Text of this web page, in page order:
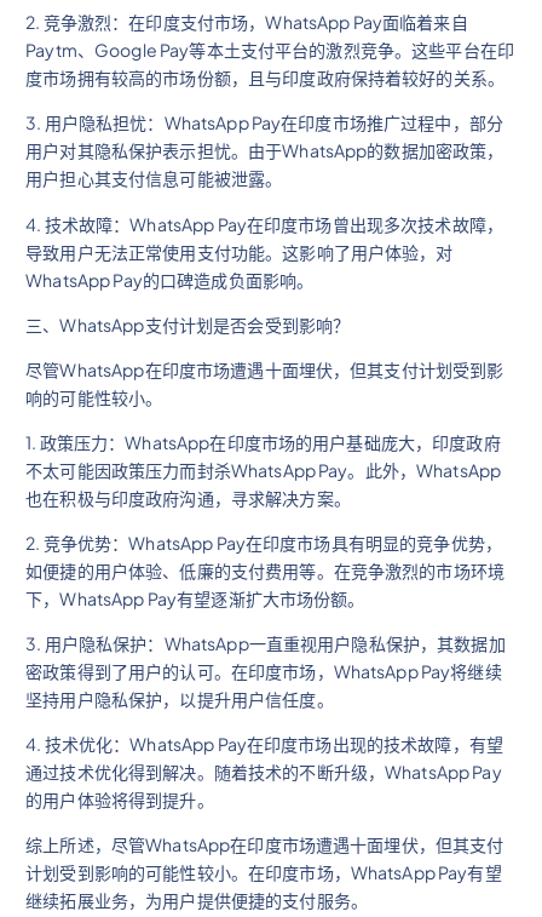
2. 竞争激烈：在印度支付市场，WhatsApp Pay面临着来自
Paytm、Google Pay等本土支付平台的激烈竞争。这些平台在印
度市场拥有较高的市场份额，且与印度政府保持着较好的关系。
3. 用户隐私担忧：WhatsApp Pay在印度市场推广过程中，部分
用户对其隐私保护表示担忧。由于WhatsApp的数据加密政策，
用户担心其支付信息可能被泄露。
4. 技术故障：WhatsApp Pay在印度市场曾出现多次技术故障，
导致用户无法正常使用支付功能。这影响了用户体验，对
WhatsApp Pay的口碑造成负面影响。
三、WhatsApp支付计划是否会受到影响？
尽管WhatsApp在印度市场遭遇十面埋伏，但其支付计划受到影
响的可能性较小。
1. 政策压力：WhatsApp在印度市场的用户基础庞大，印度政府
不太可能因政策压力而封杀WhatsApp Pay。此外，WhatsApp
也在积极与印度政府沟通，寻求解决方案。
2. 竞争优势：WhatsApp Pay在印度市场具有明显的竞争优势，
如便捷的用户体验、低廉的支付费用等。在竞争激烈的市场环境
下，WhatsApp Pay有望逐渐扩大市场份额。
3. 用户隐私保护：WhatsApp一直重视用户隐私保护，其数据加
密政策得到了用户的认可。在印度市场，WhatsApp Pay将继续
坚持用户隐私保护，以提升用户信任度。
4. 技术优化：WhatsApp Pay在印度市场出现的技术故障，有望
通过技术优化得到解决。随着技术的不断升级，WhatsApp Pay
的用户体验将得到提升。
综上所述，尽管WhatsApp在印度市场遭遇十面埋伏，但其支付
计划受到影响的可能性较小。在印度市场，WhatsApp Pay有望
继续拓展业务，为用户提供便捷的支付服务。